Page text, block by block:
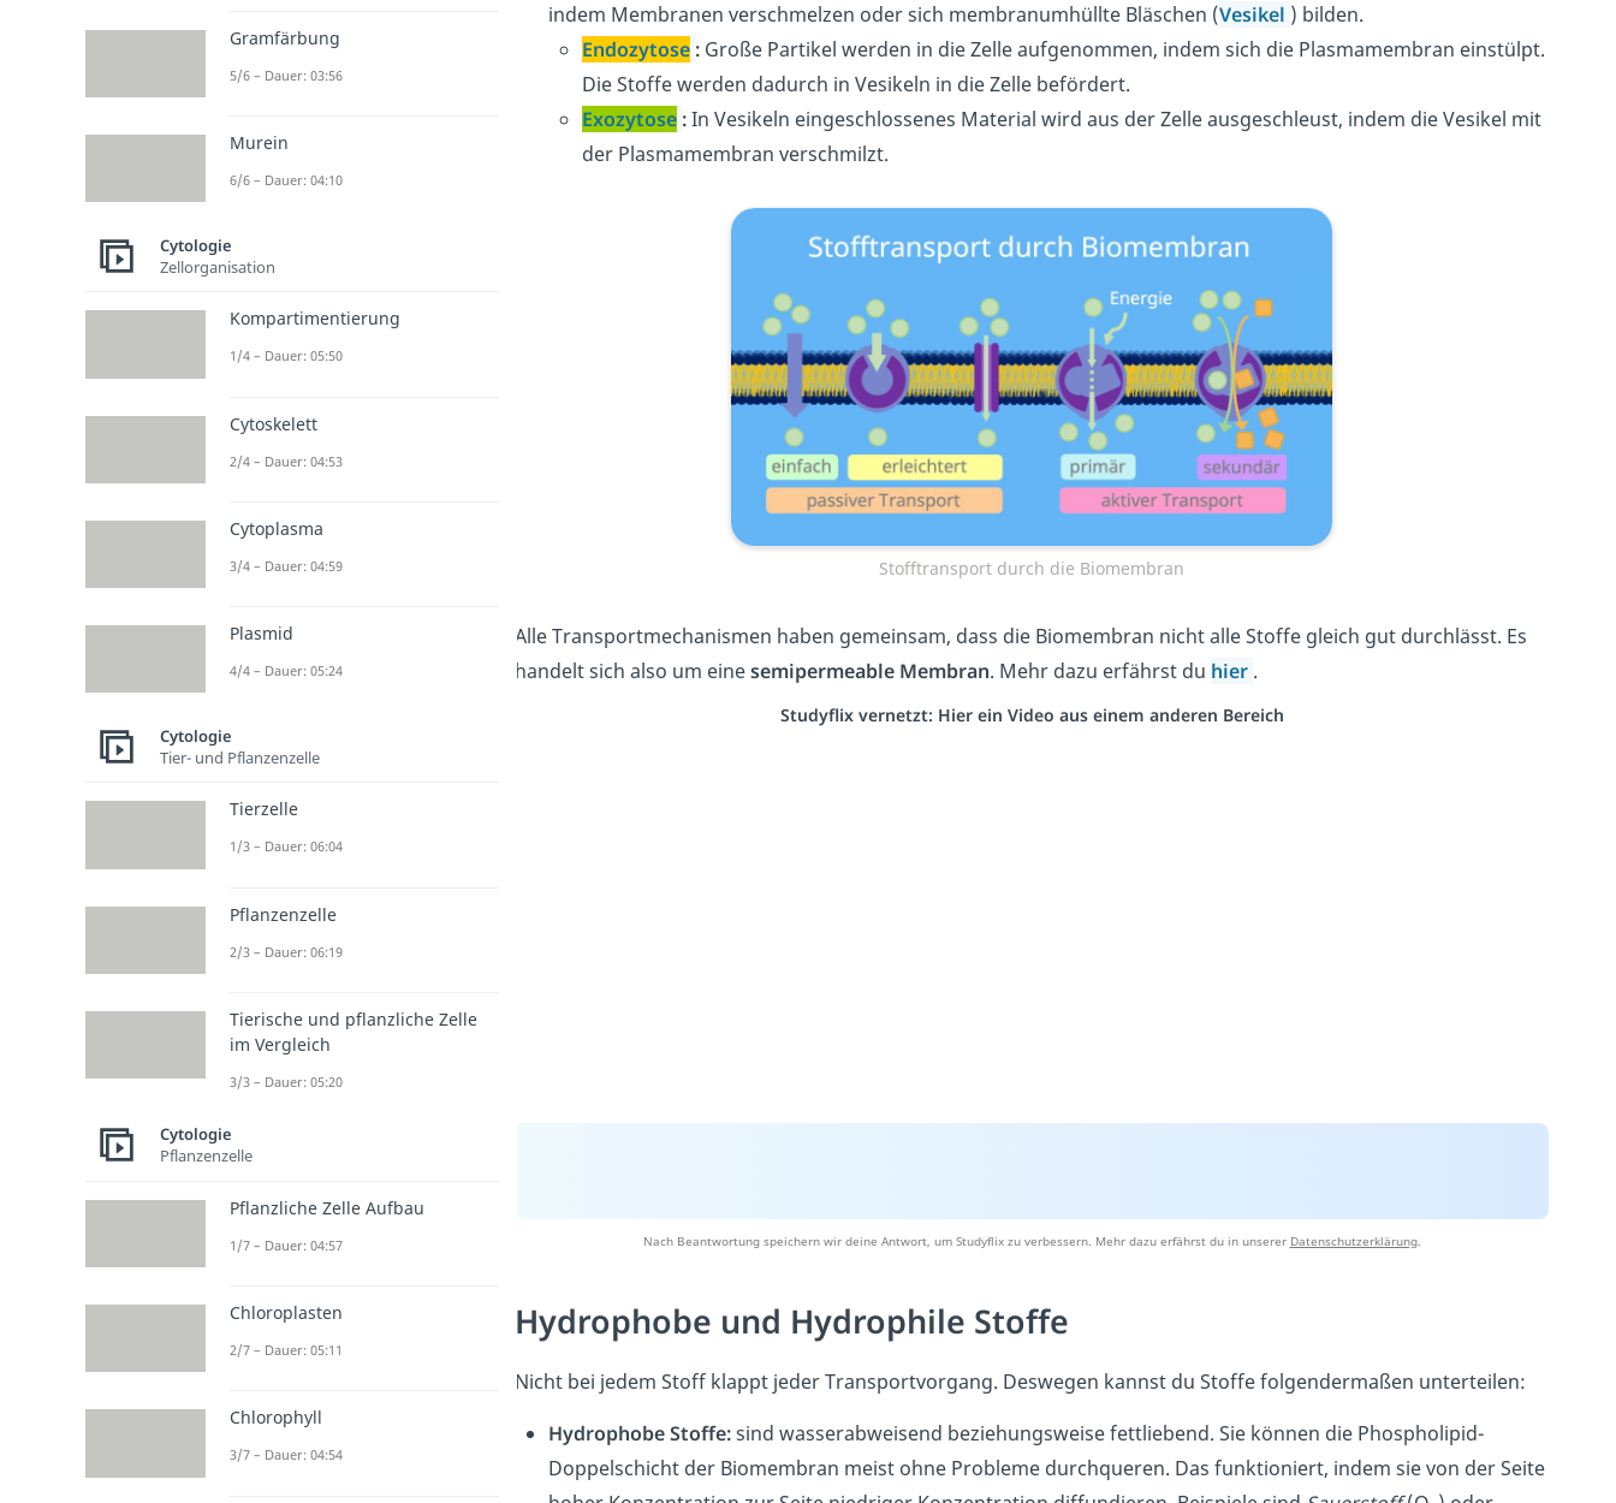
indem Membranen verschmelzen oder sich membranumhüllte Bläschen (Vesikel ) bilden.
Endozytose : Große Partikel werden in die Zelle aufgenommen, indem sich die Plasmamembran einstülpt.
Die Stoffe werden dadurch in Vesikeln in die Zelle befördert.
Exozytose :In Vesikeln eingeschlossenes Material wird aus der Zelle ausgeschleust, indem die Vesikel mit
der Plasmamembran verschmilzt.
Stofftransport durch die Biomembran
Alle Transportmechanismen haben gemeinsam, dass die Biomembran nicht alle Stoffe gleich gut durchlässt. Es
handelt sich also um einesemipermeable Membran. Mehr dazu erfährst du hier .
Studyflix vernetzt: Hier ein Video aus einem anderen Bereich
Nach Beantwortung speichern wir deine Antwort, um Studyflix zu verbessern. Mehr dazu erfährst du in unserer Datenschutzerklärung.
Hydrophobe und Hydrophile Stoffe
Nicht bei jedem Stoff klappt jeder Transportvorgang. Deswegen kannst du Stoffe folgendermaßen unterteilen:
Hydrophobe Stoffe:sind wasserabweisend beziehungsweise fettliebend. Sie können die Phospholipid-
Doppelschicht der Biomembran meist ohne Probleme durchqueren. Das funktioniert, indem sie von der Seite
Gramfärbung
5/6 – Dauer: 03:56
Murein
6/6 – Dauer: 04:10
Cytologie
Zellorganisation
Kompartimentierung
1/4 – Dauer: 05:50
Cytoskelett
2/4 – Dauer: 04:53
Cytoplasma
3/4 – Dauer: 04:59
Plasmid
4/4 – Dauer: 05:24
Cytologie
Tier- und Pflanzenzelle
Tierzelle
1/3 – Dauer: 06:04
Pflanzenzelle
2/3 – Dauer: 06:19
Tierische und pflanzliche Zelle
im Vergleich
3/3 – Dauer: 05:20
Cytologie
Pflanzenzelle
Pflanzliche Zelle Aufbau
1/7 – Dauer: 04:57
Chloroplasten
2/7 – Dauer: 05:11
Chlorophyll
3/7 – Dauer: 04:54